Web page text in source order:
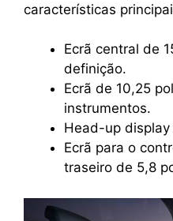
características
Ecrã central de
definição.
Ecrã de 10,25
instrumentos.
Head-up
Ecrã para o
traseiro de 5,8